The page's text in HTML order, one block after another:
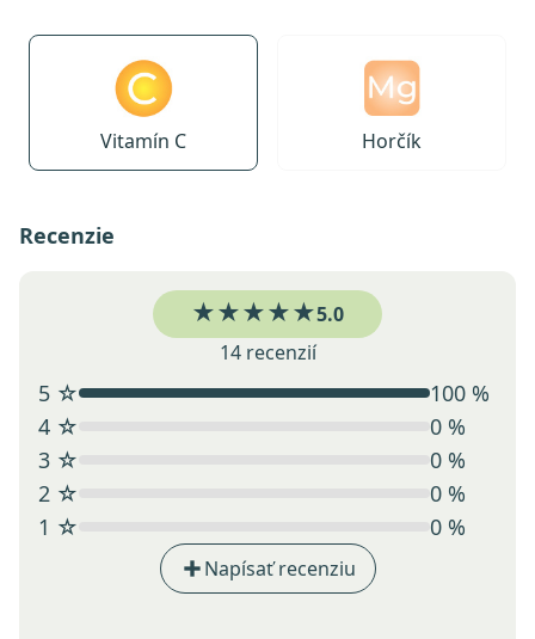
Vitamín C Horčík
Recenzie
★★★★★5.0
14 recenzií
5 ☆
100 %
4 ☆
0 %
3 ☆
0 %
2 ☆
0 %
1 ☆
0 %
Napísať recenziu